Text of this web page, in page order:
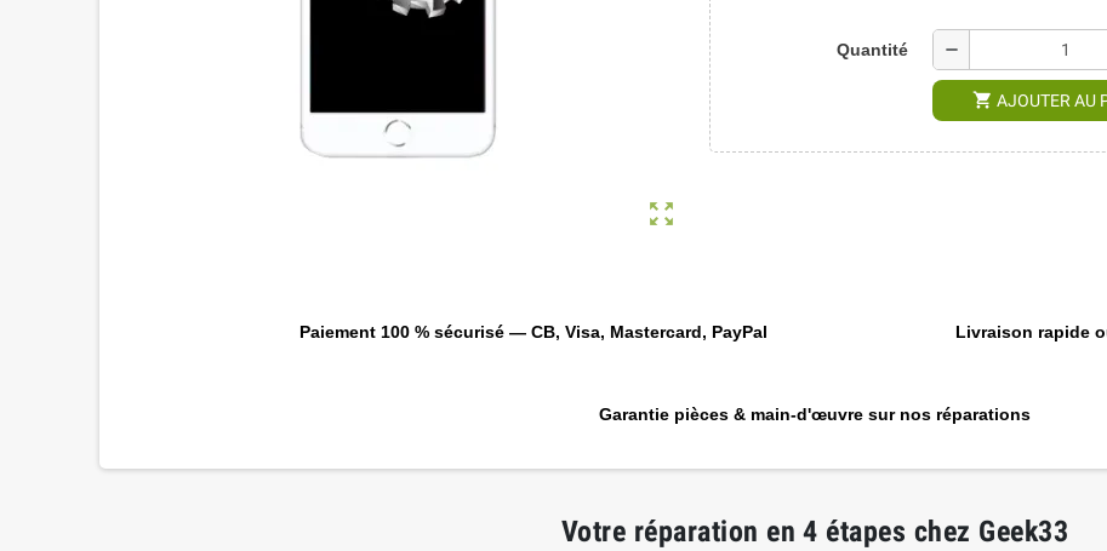
zoom_out_map
Quantité remove
shopping_cart AJOUTER AU
Paiement 100 % sécurisé — CB, Visa, Mastercard, PayPal Livraison rapide
Garantie pièces & main-d'œuvre sur nos réparations
Votre réparation en 4 étapes chez Geek33